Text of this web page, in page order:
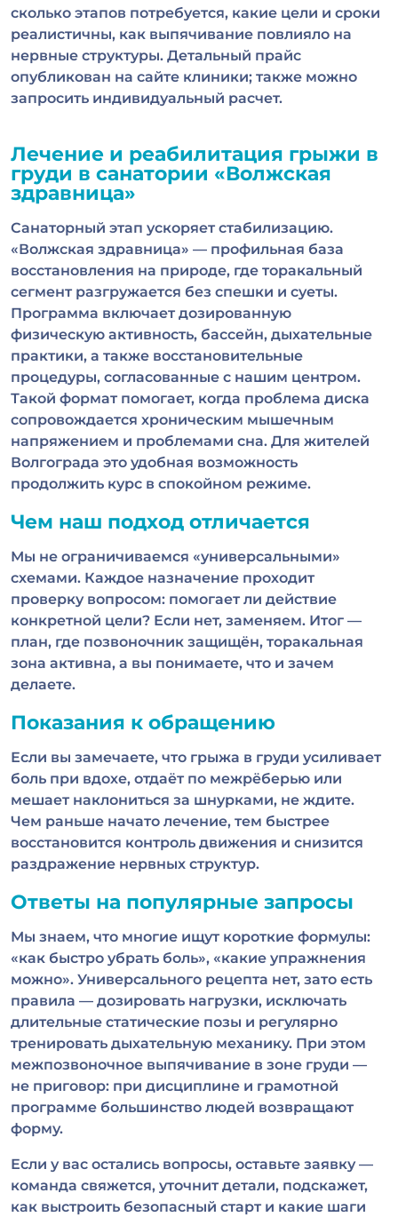
сколько этапов потребуется, какие цели и сроки
реалистичны, как выпячивание повлияло на
нервные структуры. Детальный прайс
опубликован на сайте клиники; также можно
запросить индивидуальный расчет.
Лечение и реабилитация грыжи в
груди в санатории «Волжская
здравница»
Санаторный этап ускоряет стабилизацию.
«Волжская здравница» — профильная база
восстановления на природе, где торакальный
сегмент разгружается без спешки и суеты.
Программа включает дозированную
физическую активность, бассейн, дыхательные
практики, а также восстановительные
процедуры, согласованные с нашим центром.
Такой формат помогает, когда проблема диска
сопровождается хроническим мышечным
напряжением и проблемами сна. Для жителей
Волгограда это удобная возможность
продолжить курс в спокойном режиме.
Чем наш подход отличается
Мы не ограничиваемся «универсальными»
схемами. Каждое назначение проходит
проверку вопросом: помогает ли действие
конкретной цели? Если нет, заменяем. Итог —
план, где позвоночник защищён, торакальная
зона активна, а вы понимаете, что и зачем
делаете.
Показания к обращению
Если вы замечаете, что грыжа в груди усиливает
боль при вдохе, отдаёт по межрёберью или
мешает наклониться за шнурками, не ждите.
Чем раньше начато лечение, тем быстрее
восстановится контроль движения и снизится
раздражение нервных структур.
Ответы на популярные запросы
Мы знаем, что многие ищут короткие формулы:
«как быстро убрать боль», «какие упражнения
можно». Универсального рецепта нет, зато есть
правила — дозировать нагрузки, исключать
длительные статические позы и регулярно
тренировать дыхательную механику. При этом
межпозвоночное выпячивание в зоне груди —
не приговор: при дисциплине и грамотной
программе большинство людей возвращают
форму.
Если у вас остались вопросы, оставьте заявку —
команда свяжется, уточнит детали, подскажет,
как выстроить безопасный старт и какие шаги